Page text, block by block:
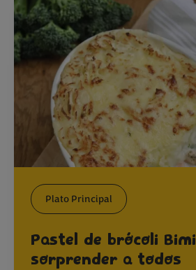
Plato Principal
Pastel de brócoli Bimi
sorprender a todos